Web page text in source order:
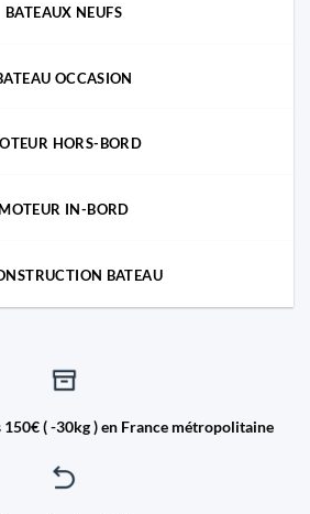
BATEAUX NEUFS
OCCASION
HORS-BORD
MOTEUR IN-BORD
BATEAU
( -30kg ) en France métropolitaine